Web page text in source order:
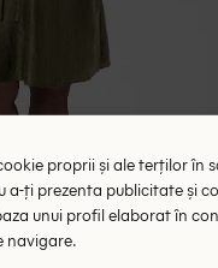
proprii și ale terților în
a-ți prezenta publicitate și
unui profil elaborat în
navigare.